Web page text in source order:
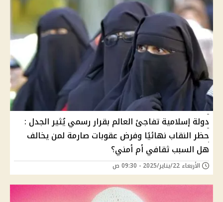
دولة إسلامية تفاجئ العالم بقرار رسمي يُثير الجدل :
حظر النقاب نهائيًا وفرض عقوبات صارمة لمن يخالف
هل السبب ثقافي أم أمني؟
الأربعاء 22/يناير/2025 - 09:30 ص